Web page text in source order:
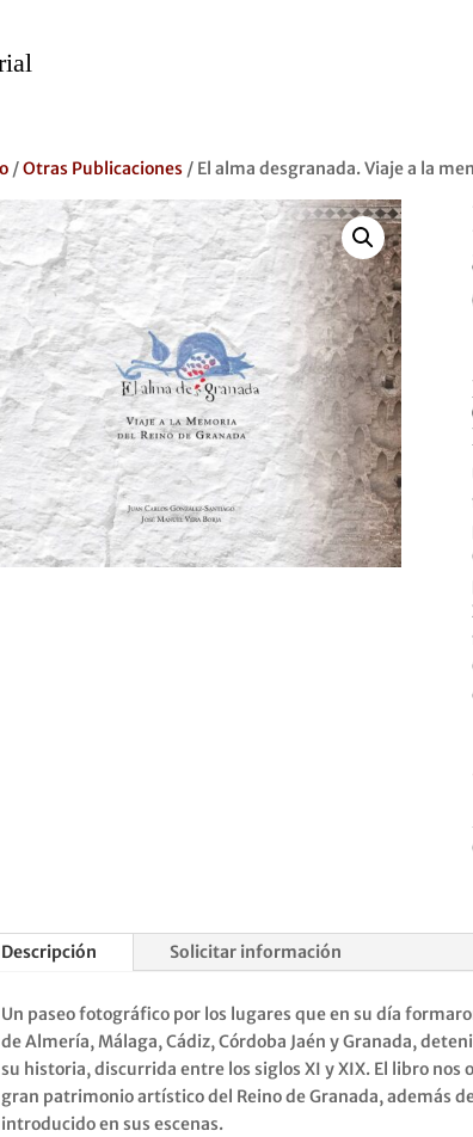
/Otras Publicaciones/ El alma desgranada. Viaje a la
Descripción Solicitar información
Un paseo fotográfico por los lugares que en su día
de Almería, Málaga, Cádiz, Córdoba Jaén y Granada,
su historia, discurrida entre los siglos XI y XIX. El libro
gran patrimonio artístico del Reino de Granada, además
introducido en sus escenas.